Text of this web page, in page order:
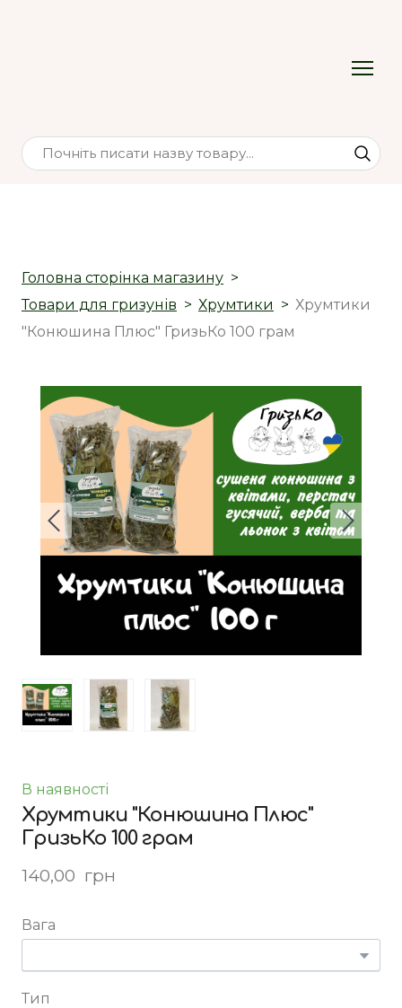
Головна сторінка магазину
Товари для гризунів
Хрумтики
Хрумтики
"Конюшина Плюс" ГризьКо 100 грам
В наявності
Хрумтики "Конюшина Плюс"
ГризьКо 100 грам
140,00  грн
Вага
Тип